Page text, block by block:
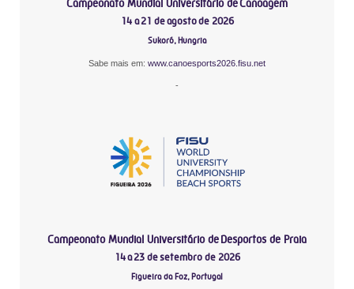
Campeonato Mundial Universitário de Canoagem
14 a 21 de agosto de 2026
Sukoró, Hungria
Sabe mais em: www.canoesports2026.fisu.net
-
Campeonato Mundial Universitário de Desportos de Praia
14 a 23 de setembro de 2026
Figueira da Foz, Portugal